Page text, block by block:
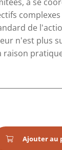
de
n'est plus
raison
Ajouter au